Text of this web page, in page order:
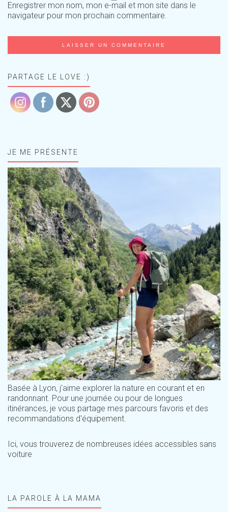
Enregistrer mon nom, mon e-mail et mon site dans le
navigateur pour mon prochain commentaire.
PARTAGE LE LOVE :)
JE ME PRÉSENTE
Basée à Lyon, j'aime explorer la nature en courant et en
randonnant. Pour une journée ou pour de longues
itinérances, je vous partage mes parcours favoris et des
recommandations d'équipement.
Ici, vous trouverez de nombreuses idées accessibles sans
voiture
LA PAROLE À LA MAMA